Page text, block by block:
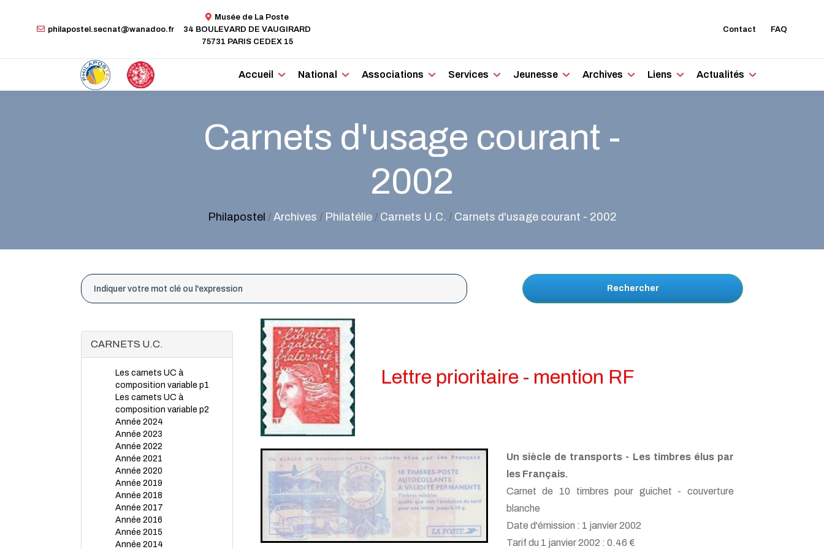
philapostel.secnat@wanadoo.fr
Musée de La Poste
34 BOULEVARD DE VAUGIRARD
75731 PARIS CEDEX 15
Contact FAQ
Accueil National Associations Services Jeunesse Archives Liens Actualités
Carnets d'usage courant -
2002
Philapostel / Archives / Philatélie/ Carnets U.C. / Carnets d'usage courant - 2002
Rechercher
CARNETS U.C.
Les carnets UC à
composition variable p1
Les carnets UC à
composition variable p2
Année 2024
Année 2023
Année 2022
Année 2021
Année 2020
Année 2019
Année 2018
Année 2017
Année 2016
Année 2015
Année 2014
Lettre prioritaire - mention RF
Un siècle de transports - Les timbres élus par
les Français.
Carnet de 10 timbres pour guichet - couverture
blanche
Date d'émission : 1 janvier 2002
Tarif du 1 janvier 2002 : 0.46 €